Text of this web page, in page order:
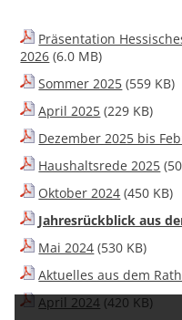
Präsentation
2026 (6.0 MB)
Sommer 2025 (559 KB)
April 2025 (229 KB)
Dezember 2025 bis
Haushaltsrede 2025
Oktober 2024 (450 KB)
Jahresrückblick aus
Mai 2024 (530 KB)
Aktuelles aus dem
April 2024 (420 KB)